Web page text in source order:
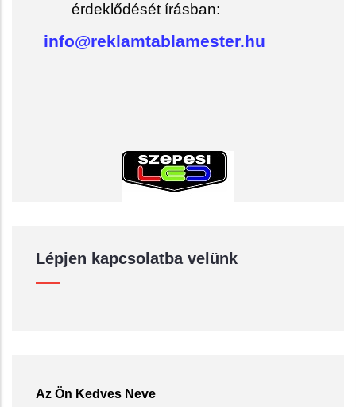
érdeklődését írásban:
info@reklamtablamester.hu
Lépjen kapcsolatba velünk
Az Ön Kedves Neve